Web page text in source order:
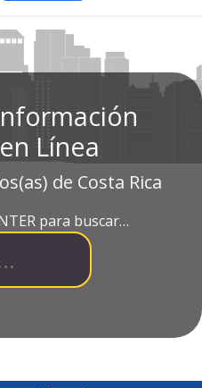
Línea
de Costa Rica
para buscar…